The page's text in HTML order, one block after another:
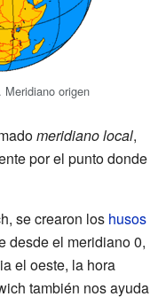
origen
meridiano local,
por el punto donde
se crearon los husos
desde el meridiano 0,
el oeste, la hora
también nos ayuda